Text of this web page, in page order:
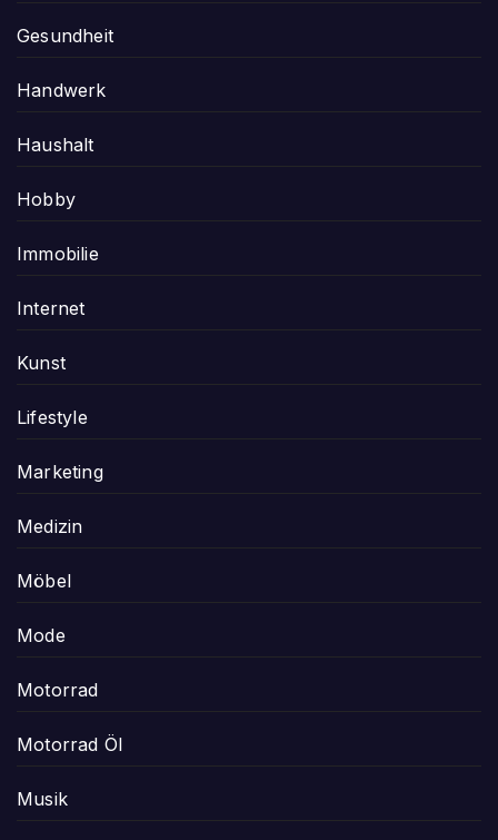
Gesundheit
Handwerk
Haushalt
Hobby
Immobilie
Internet
Kunst
Lifestyle
Marketing
Medizin
Möbel
Mode
Motorrad
Motorrad Öl
Musik